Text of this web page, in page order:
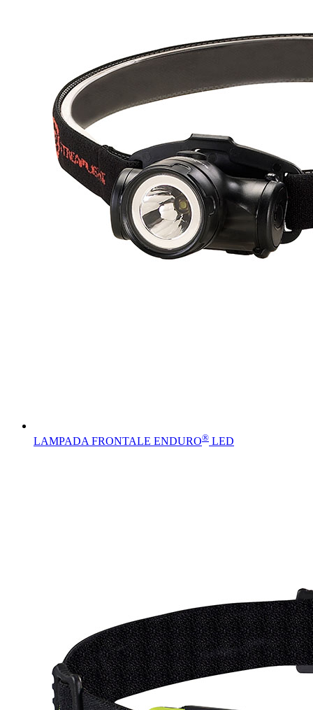
LAMPADA FRONTALE ENDURO® LED